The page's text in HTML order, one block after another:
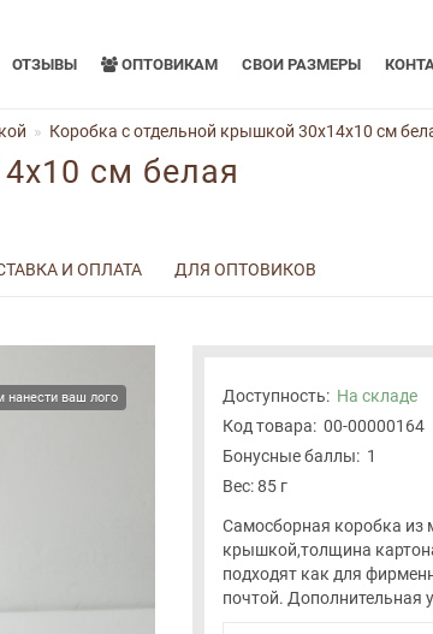
ОТЗЫВЫ ОПТОВИКАМ СВОИ РАЗМЕРЫ
Коробка с отдельной крышкой 30x14x10 см
см белая
И ОПЛАТА ДЛЯ ОПТОВИКОВ
ваш лого Доступность: На складе
Код товара: 00-00000164
Бонусные баллы:1
Вес: 85 г
Самосборная коробка из
крышкой,толщина
подходят как для
почтой. Дополнительная